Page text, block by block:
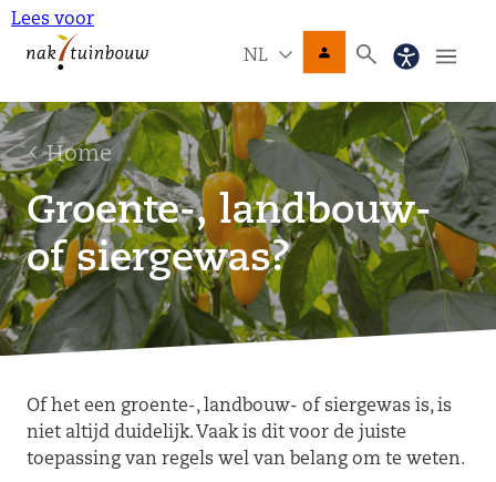
Lees voor
NL
Home
Groente-, landbouw-
of siergewas?
Of het een groente-, landbouw- of siergewas is, is
niet altijd duidelijk. Vaak is dit voor de juiste
toepassing van regels wel van belang om te weten.